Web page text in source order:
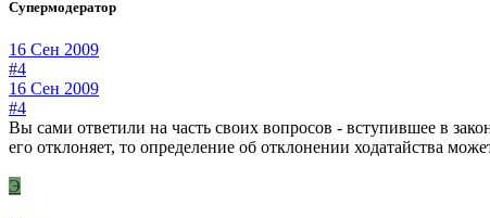
Супермодератор
16 Сен 2009
#4
16 Сен 2009
#4
Вы сами ответили на часть своих вопросов - вступившее в
его отклоняет, то определение об отклонении ходатайства
Э